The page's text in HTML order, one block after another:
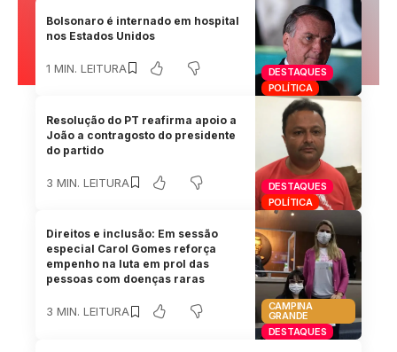
DESTAQUES
POLÍTICA
Bolsonaro é internado em hospital
nos Estados Unidos
1 MIN. LEITURA
DESTAQUES
POLÍTICA
Resolução do PT reafirma apoio a
João a contragosto do presidente
do partido
3 MIN. LEITURA
CAMPINA
GRANDE
DESTAQUES
Direitos e inclusão: Em sessão
especial Carol Gomes reforça
empenho na luta em prol das
pessoas com doenças raras
3 MIN. LEITURA